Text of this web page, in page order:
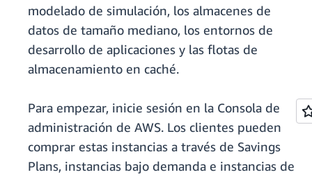
modelado de simulación, los almacenes de
datos de tamaño mediano, los entornos de
desarrollo de aplicaciones y las flotas de
almacenamiento en caché.
Para empezar, inicie sesión en la Consola de
administración de AWS. Los clientes pueden
comprar estas instancias a través de Savings
Plans, instancias bajo demanda e instancias de